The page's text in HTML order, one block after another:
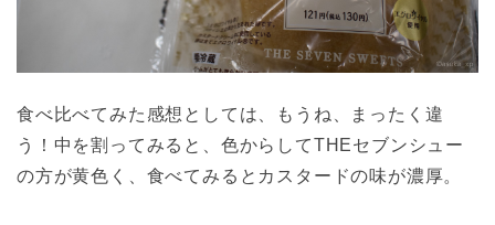
食べ比べてみた感想としては、もうね、まったく違
う！中を割ってみると、色からしてTHEセブンシュー
の方が黄色く、食べてみるとカスタードの味が濃厚。